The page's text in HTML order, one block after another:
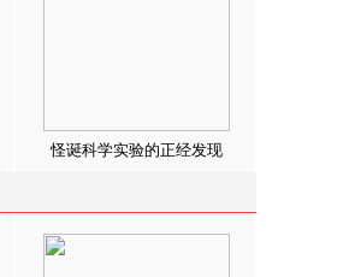
怪诞科学实验的正经发现